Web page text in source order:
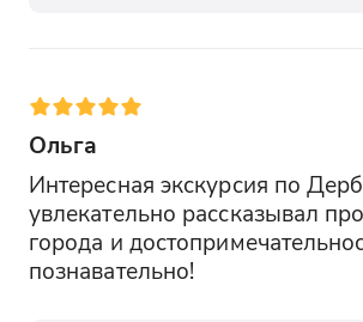
Ольга
Интересная экскурсия по
увлекательно рассказывал
города и
познавательно!